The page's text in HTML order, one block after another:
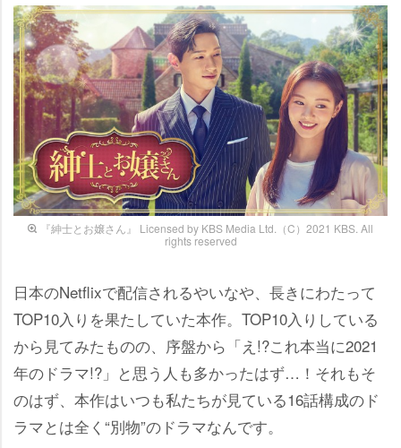
『紳士とお嬢さん』 Licensed by KBS Media Ltd.（C）2021 KBS. All
rights reserved
日本のNetflixで配信されるやいなや、長きにわたって
TOP10入りを果たしていた本作。TOP10入りしている
から見てみたものの、序盤から「え!?これ本当に2021
年のドラマ!?」と思う人も多かったはず…！それもそ
のはず、本作はいつも私たちが見ている16話構成のド
ラマとは全く“別物”のドラマなんです。